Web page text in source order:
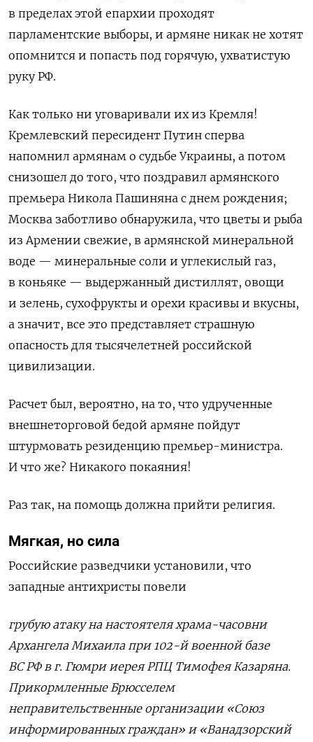
в пределах этой епархии проходят
парламентские выборы, и армяне никак не хотят
опомнится и попасть под горячую, ухватистую
руку РФ.
Как только ни уговаривали их из Кремля!
Кремлевский пересидент Путин сперва
напомнил армянам о судьбе Украины, а потом
снизошел до того, что поздравил армянского
премьера Никола Пашиняна с днем рождения;
Москва заботливо обнаружила, что цветы и рыба
из Армении свежие, в армянской минеральной
воде — минеральные соли и углекислый газ,
в коньяке — выдержанный дистиллят, овощи
и зелень, сухофрукты и орехи красивы и вкусны,
а значит, все это представляет страшную
опасность для тысячелетней российской
цивилизации.
Расчет был, вероятно, на то, что удрученные
внешнеторговой бедой армяне пойдут
штурмовать резиденцию премьер-министра.
И что же? Никакого покаяния!
Раз так, на помощь должна прийти религия.
Мягкая, но сила
Российские разведчики установили, что
западные антихристы повели
грубую атаку на настоятеля храма-часовни
Архангела Михаила при 102-й военной базе
ВС РФ в г. Гюмри иерея РПЦ Тимофея Казаряна.
Прикормленные Брюсселем
неправительственные организации «Союз
информированных граждан» и «Ванадзорский